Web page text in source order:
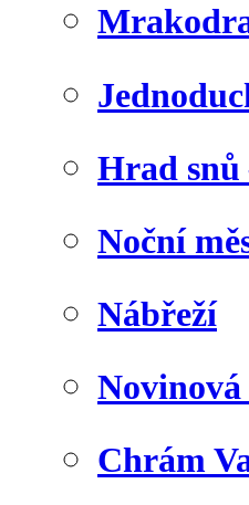
Hrad snů
Noční
Nábřeží
Chrám